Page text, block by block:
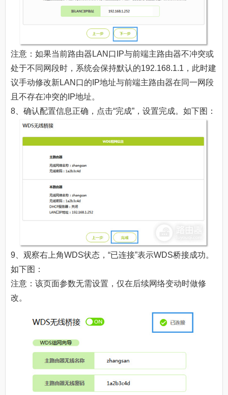
注意：如果当前路由器LAN口IP与前端主路由器不冲突或
处于不同网段时，系统会保持默认的192.168.1.1，此时建
议手动修改新LAN口的IP地址与前端主路由器在同一网段
且不存在冲突的IP地址。
8、确认配置信息正确，点击“完成”，设置完成。如下图：
9、观察右上角WDS状态，“已连接”表示WDS桥接成功。
如下图：
注意：该页面参数无需设置，仅在后续网络变动时做修
改。